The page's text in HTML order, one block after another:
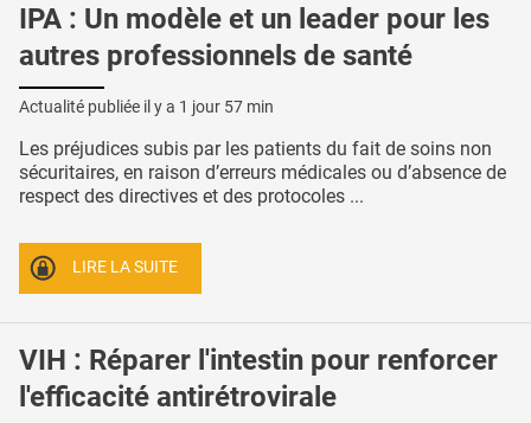
IPA : Un modèle et un leader pour les
autres professionnels de santé
Actualité publiée il y a 1 jour 57 min
Les préjudices subis par les patients du fait de soins non
sécuritaires, en raison d’erreurs médicales ou d’absence de
respect des directives et des protocoles ...
LIRE LA SUITE
VIH : Réparer l'intestin pour renforcer
l'efficacité antirétrovirale